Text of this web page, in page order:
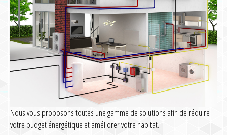
Nous vous proposons toutes une gamme de solutions afin de réduire
votre budget énergétique et améliorer votre habitat.